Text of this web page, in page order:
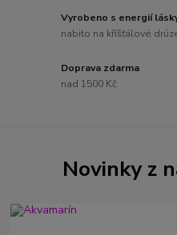
Vyrobeno s energií
nabito na kříšťálové
Doprava zdarma
nad 1500 Kč
Novinky z